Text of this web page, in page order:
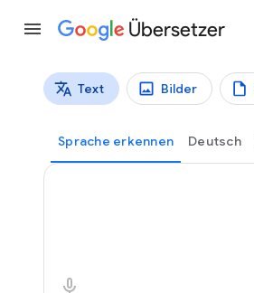
Übersetzer
Übersetzungstypen
Text Bilder
Sprache erkennen Deutsch
Ausgangstext